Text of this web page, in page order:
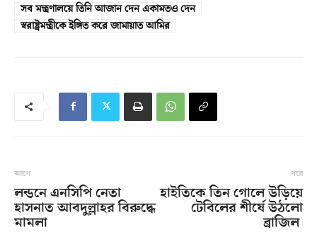
সব মন্ত্রণালয়ে তিনি আজান দেন একামতও দেন
স্বরাষ্ট্রমন্ত্রীকে ইঙ্গিত করে জামায়াত আমির
আগে
লন্ডনে এনসিপি নেতা
হাসনাত আবদুল্লাহর বিরুদ্ধে
মামলা
পরে
হাইতিকে তিন গোলে উড়িয়ে
টেবিলের শীর্ষে উঠলো
ব্রাজিল